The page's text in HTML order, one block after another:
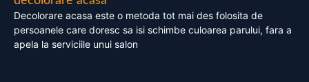
Decolorare acasa este o metoda tot mai des folosita de
persoanele care doresc sa isi schimbe culoarea parului, fara a
apela la serviciile unui salon